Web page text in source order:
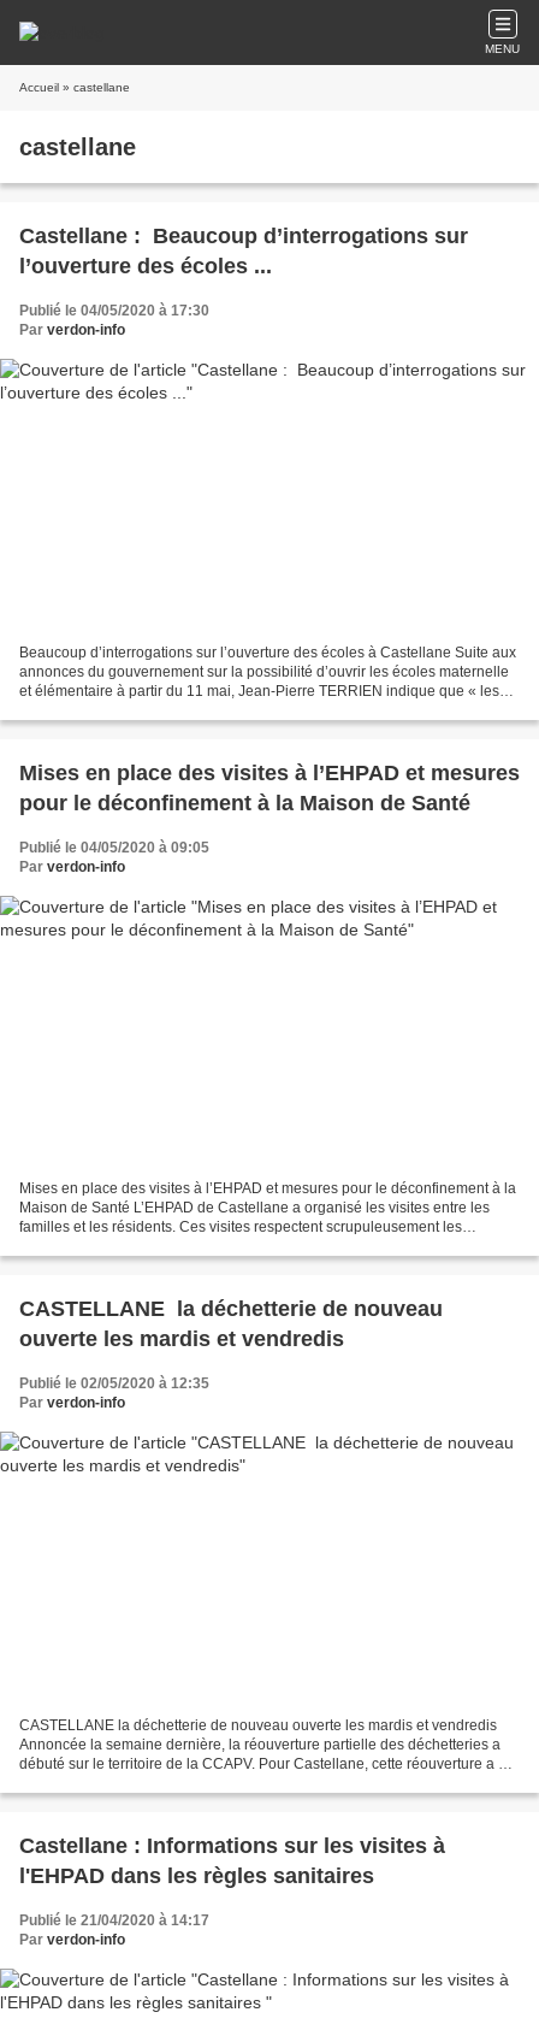
MENU
Accueil » castellane
castellane
Castellane : Beaucoup d’interrogations sur
l’ouverture des écoles ...
Publié le 04/05/2020 à 17:30
Par verdon-info
Beaucoup d’interrogations sur l’ouverture des écoles à Castellane Suite aux
annonces du gouvernement sur la possibilité d’ouvrir les écoles maternelle
et élémentaire à partir du 11 mai, Jean-Pierre TERRIEN indique que « les
Mises en place des visites à l’EHPAD et mesures
pour le déconfinement à la Maison de Santé
Publié le 04/05/2020 à 09:05
Par verdon-info
Mises en place des visites à l’EHPAD et mesures pour le déconfinement à la
Maison de Santé L’EHPAD de Castellane a organisé les visites entre les
familles et les résidents. Ces visites respectent scrupuleusement les
CASTELLANE la déchetterie de nouveau
ouverte les mardis et vendredis
Publié le 02/05/2020 à 12:35
Par verdon-info
CASTELLANE la déchetterie de nouveau ouverte les mardis et vendredis
Annoncée la semaine dernière, la réouverture partielle des déchetteries a
débuté sur le territoire de la CCAPV. Pour Castellane, cette réouverture a eu
Castellane : Informations sur les visites à
l'EHPAD dans les règles sanitaires
Publié le 21/04/2020 à 14:17
Par verdon-info